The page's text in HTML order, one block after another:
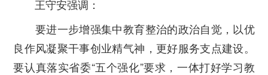
王守安强调：
要进一步增强集中教育整治的政治自觉，以优
良作风凝聚干事创业精气神，更好服务支点建设。
要认真落实省委“五个强化”要求，一体打好学习教